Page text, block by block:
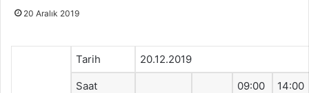
20 Aralık 2019
Tarih 20.12.2019
Saat 09:00 14:00